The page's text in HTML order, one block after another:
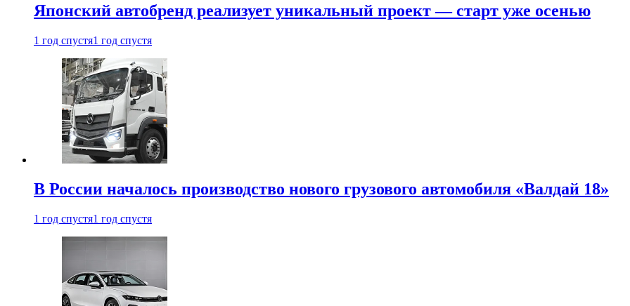
Японский автобренд реализует уникальный проект — старт уже осенью
1 год спустя1 год спустя
В России началось производство нового грузового автомобиля «Валдай 18»
1 год спустя1 год спустя